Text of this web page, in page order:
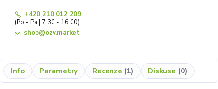
+420 210 012 209
(Po - Pá | 7:30 - 16:00)
shop@ozy.market
Info Parametry Recenze 1 Diskuse 0